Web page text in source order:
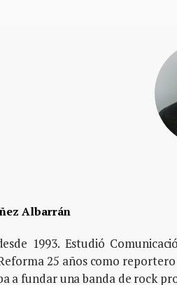
Albarrán
1993. Estudió
25 años como
a fundar una banda de rock